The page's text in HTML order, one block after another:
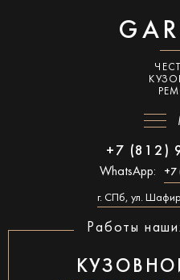
+7 (812)
WhatsApp: +7
г. СПб, ул.
Работы